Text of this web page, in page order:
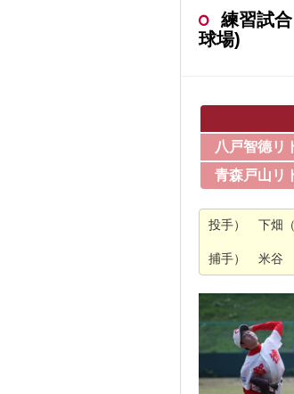
練習試
球場)
八戸智德リ
青森戸山リ
投手） 下畑（
捕手） 米谷